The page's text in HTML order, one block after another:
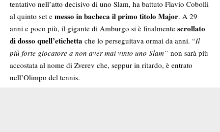
tentativo nell’atto decisivo di uno Slam, ha battuto Flavio Cobolli
al quinto set e messo in bacheca il primo titolo Major. A 29
anni e poco più, il gigante di Amburgo si è finalmente scrollato
di dosso quell’etichetta che lo perseguitava ormai da anni. “Il
più forte giocatore a non aver mai vinto uno Slam” non sarà più
accostata al nome di Zverev che, seppur in ritardo, è entrato
nell’Olimpo del tennis.